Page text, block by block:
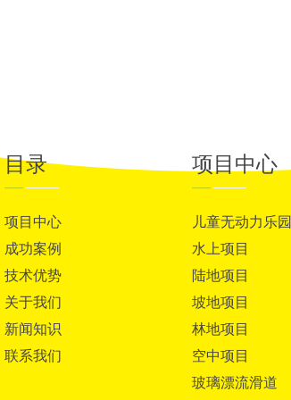
目录
项目中心
成功案例
技术优势
关于我们
新闻知识
联系我们
项目中心
儿童无动力乐园
水上项目
陆地项目
坡地项目
林地项目
空中项目
玻璃漂流滑道